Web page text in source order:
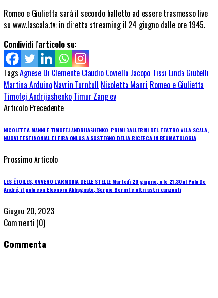
Romeo e Giulietta sarà il secondo balletto ad essere trasmesso live
su www.lascala.tv: in diretta streaming il 24 giugno dalle ore 1945.
Condividi l'articolo su:
Tags Agnese Di Clemente Claudio Coviello Jacopo Tissi Linda Giubelli
Martina Arduino Navrin Turnbull Nicoletta Manni Romeo e Giulietta
Timofej Andrijashenko Timur Zangiev
Articolo Precedente
NICOLETTA MANNI E TIMOFEJ ANDRIJASHENKO, PRIMI BALLERINI DEL TEATRO ALLA SCALA,
NUOVI TESTIMONIAL DI FIRA ONLUS A SOSTEGNO DELLA RICERCA IN REUMATOLOGIA
Prossimo Articolo
LES ÉTOILES, OVVERO L’ARMONIA DELLE STELLE Martedì 20 giugno, alle 21.30 al Pala De
André, il gala con Eleonora Abbagnato, Sergio Bernal e altri astri danzanti
Giugno 20, 2023
Commenti (0)
Commenta